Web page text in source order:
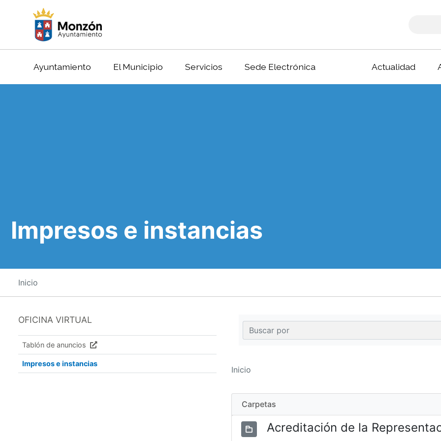
Ayuntamiento El Municipio Servicios Sede Electrónica Actualidad
Impresos e instancias
Inicio
OFICINA VIRTUAL
Tablón de anuncios
Impresos e instancias
Inicio
Carpetas
Acreditación de la